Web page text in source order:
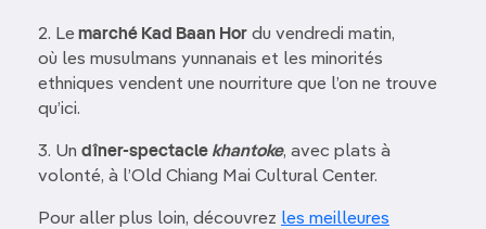
2. Lemarché Kad Baan Hor du vendredi matin,
où les musulmans yunnanais et les minorités
ethniques vendent une nourriture que l’on ne trouve
qu’ici.
3. Un dîner-spectacle khantoke, avec plats à
volonté, à l’Old Chiang Mai Cultural Center.
Pour aller plus loin, découvrez les meilleures